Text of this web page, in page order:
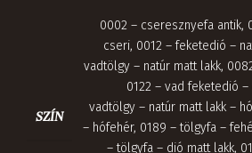
SZÍN
0002 – cseresznyefa antik,
cseri, 0012 – feketedió –
vadtölgy – natúr matt lakk,
0122 – vad feketedió
vadtölgy – natúr matt lakk –
– hófehér, 0189 – tölgyfa –
– tölgyfa – dió matt lakk,